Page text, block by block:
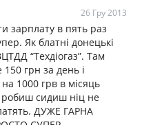
26 Гру 2013
зарплату в пять раз
Як блатні донецькі
“Техдіогаз”. Там
грн за день і
на 1000 грв в місяць
робиш сидиш ніц не
ДУЖЕ ГАРНА